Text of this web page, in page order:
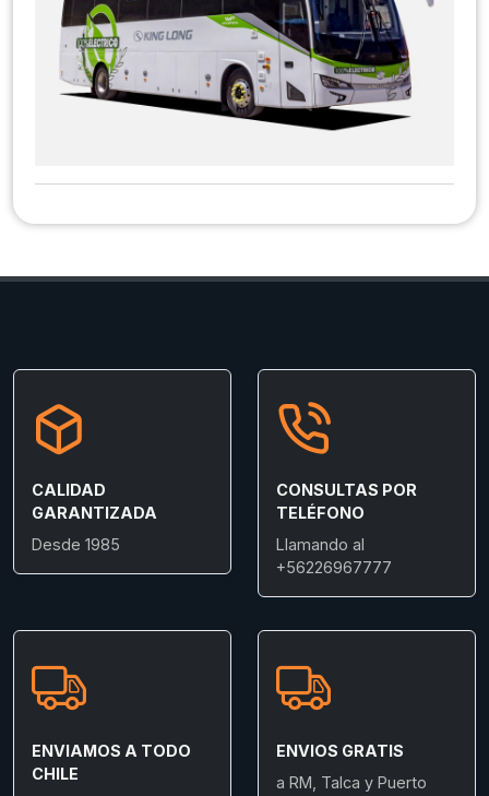
CALIDAD
GARANTIZADA
Desde 1985
CONSULTAS POR
TELÉFONO
Llamando al
+56226967777
ENVIAMOS A TODO
CHILE
ENVIOS GRATIS
a RM, Talca y Puerto